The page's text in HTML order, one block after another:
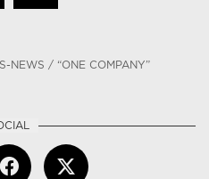
NEWS / “ONE COMPANY”